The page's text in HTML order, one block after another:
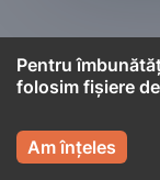
 Cont titular
Pentru
folosim fișiere
Am înțeles